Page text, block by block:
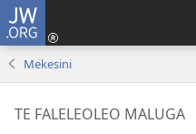
JW.ORG
Mekesini
TE FALELEOLEO MALUGA